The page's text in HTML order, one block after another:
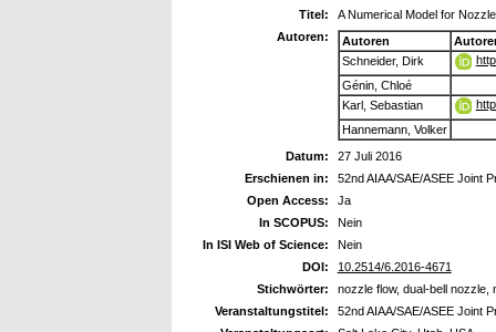
Titel:
A Numerical Model for
Autoren:
Autoren
Schneider, Dirk
Génin, Chloé
Karl, Sebastian
Hannemann, Volker
Datum:
27 Juli 2016
Erschienen in:
52nd AIAA/SAE/ASEE Joint
Open Access:
Ja
In SCOPUS:
Nein
In ISI Web of Science:
Nein
DOI:
10.2514/6.2016-4671
Stichwörter:
nozzle flow, dual-bell nozzle,
Veranstaltungstitel:
52nd AIAA/SAE/ASEE Joint